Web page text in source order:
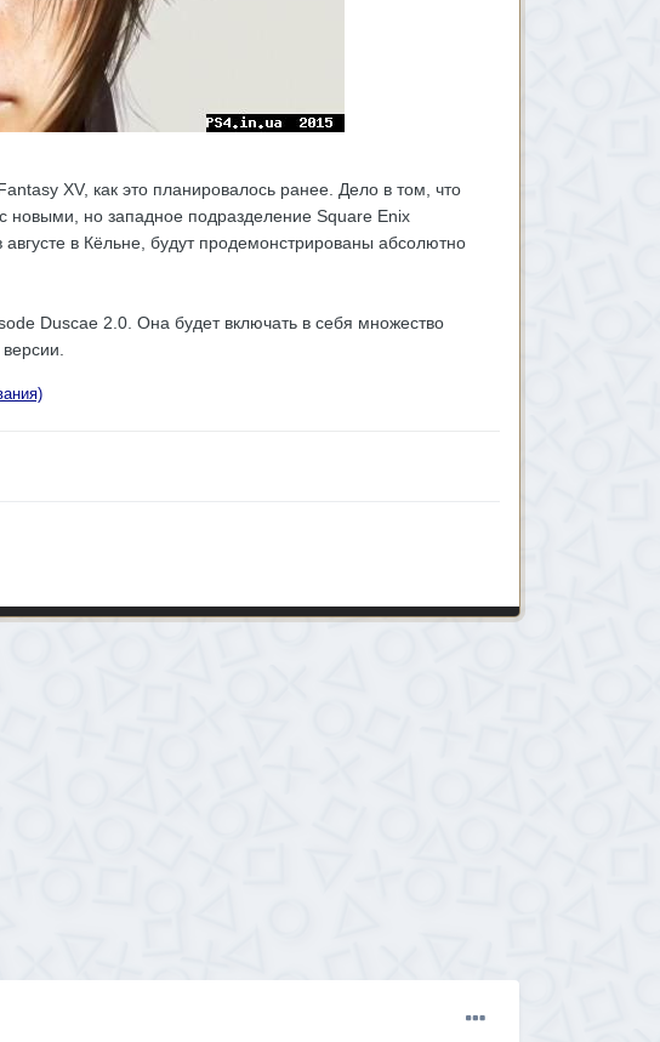
XV, как это планировалось ранее. Дело в том, что
новыми, но западное подразделение Square Enix
в Кёльне, будут продемонстрированы абсолютно
Duscae 2.0. Она будет включать в себя множество